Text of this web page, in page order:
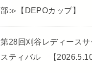
部≫【DEPOカップ】
第28回刈谷レディースサ
スティバル 【2026.5.10